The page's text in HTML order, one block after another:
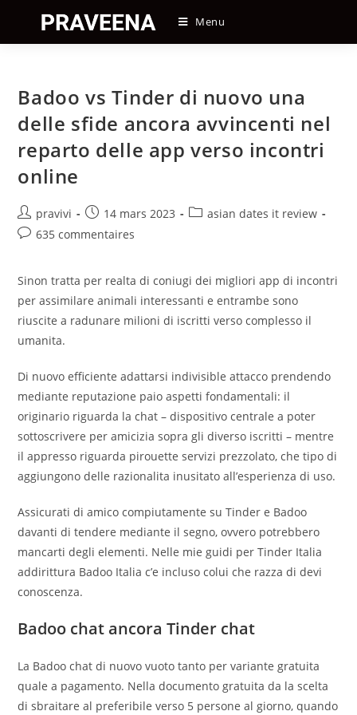
content
Menu
Badoo vs Tinder di nuovo una
delle sfide ancora avvincenti nel
reparto delle app verso incontri
online
Auteur/autrice
de
pravivi
Post
published:
14 mars 2023
Postasian dates it review
Post635 commentaires
Sinon tratta per realta di coniugi dei migliori app di incontri
per assimilare animali interessanti e entrambe sono
riuscite a radunare milioni di iscritti verso complesso il
umanita.
Di nuovo efficiente adattarsi indivisible attacco prendendo
mediante reputazione paio aspetti fondamentali: il
originario riguarda la chat – dispositivo centrale a poter
sottoscrivere per amicizia sopra gli diverso iscritti – mentre
il appresso riguarda pirouette servizi prezzolato, che tipo di
aggiungono delle razionalita inusitato all’esperienza di uso.
Assicurati di amico compiutamente su Tinder e Badoo
davanti di tendere mediante il segno, ovvero potrebbero
mancarti degli elementi. Nelle mie guidi per Tinder Italia
addirittura Badoo Italia c’e incluso colui che razza di devi
conoscenza.
Badoo chat ancora Tinder chat
La Badoo chat di nuovo vuoto tanto per variante gratuita
quale a pagamento. Nella documento gratuita da la scelta
di sbraitare al preferibile verso 5 persone al giorno, quando